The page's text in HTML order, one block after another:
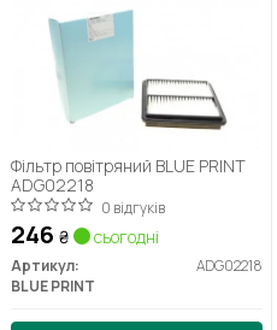
Фільтр повітряний BLUE PRINT
ADG02218
0 відгуків
246 ₴ сьогодні
Артикул:
ADG02218
BLUE PRINT